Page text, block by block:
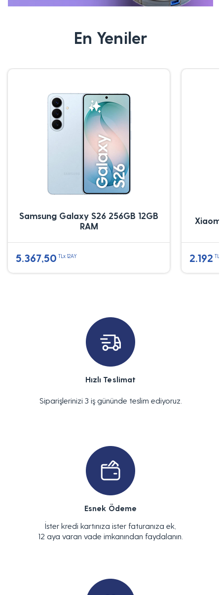
En Yeniler
Samsung Galaxy S26 256GB 12GB
RAM
5.367,50 TLx 12AY 2.192
Hızlı Teslimat
Siparişlerinizi 3 iş gününde teslim ediyoruz.
Esnek Ödeme
İster kredi kartınıza ister faturanıza ek,
12 aya varan vade imkanından faydalanın.